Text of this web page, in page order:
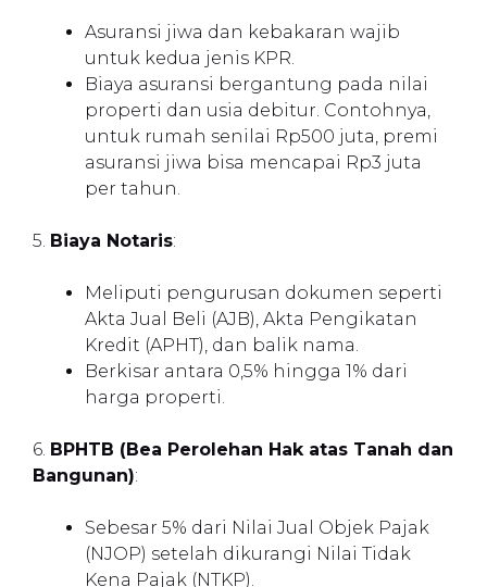
Asuransi jiwa dan kebakaran wajib
untuk kedua jenis KPR.
Biaya asuransi bergantung pada nilai
properti dan usia debitur. Contohnya,
untuk rumah senilai Rp500 juta, premi
asuransi jiwa bisa mencapai Rp3 juta
per tahun.
5. Biaya Notaris:
Meliputi pengurusan dokumen seperti
Akta Jual Beli (AJB), Akta Pengikatan
Kredit (APHT), dan balik nama.
Berkisar antara 0,5% hingga 1% dari
harga properti.
6. BPHTB (Bea Perolehan Hak atas Tanah dan
Bangunan):
Sebesar 5% dari Nilai Jual Objek Pajak
(NJOP) setelah dikurangi Nilai Tidak
Kena Pajak (NTKP).